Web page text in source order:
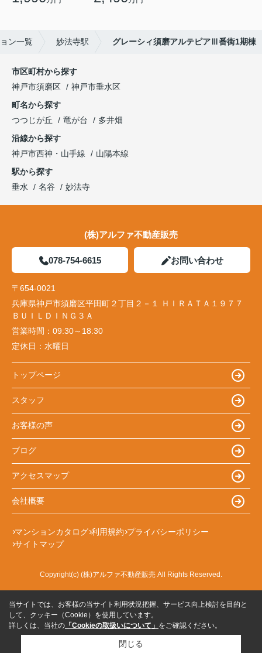
ン一覧 妙法寺駅 グレーシィ須磨アルテピアⅢ番街1期棟
市区町村から探す
神戸市須磨区
神戸市垂水区
町名から探す
つつじが丘
竜が台
多井畑
沿線から探す
神戸市西神・山手線
山陽本線
駅から探す
垂水
名谷 妙法寺
(株)アルファ不動産販売
078-754-6615 お問い合わせ
〒654-0021
兵庫県神戸市須磨区平田町２丁目２－１ ＨＩＲＡＴＡ１９７７
ＢＵＩＬＤＩＮＧ３Ａ
営業時間： 09:30～18:30
定休日： 水曜日
トップページ
スタッフ
お客様の声
ブログ
アクセスマップ
会社概要
マンションカタログ 利用規約 プライバシーポリシー
サイトマップ
Copyright(c) (株)アルファ不動産販売 All Rights Reserved.
当サイトでは、お客様の当サイト利用状況把握、サービス向上検討を目的と
して、クッキー（Cookie）を使用しています。
詳しくは、当社の 「Cookieの取扱いについて」 をご確認ください。
閉じる